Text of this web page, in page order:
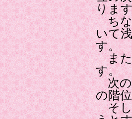
りま
ちな
いて
す。
また
す。
次の
の階
そし